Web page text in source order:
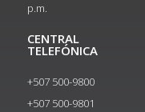
p.m.
CENTRAL
TELEFÓNICA
+507 500-9800
+507 500-9801​